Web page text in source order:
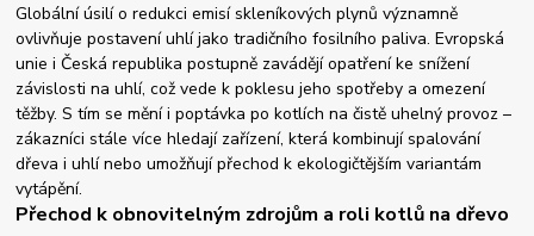
Globální úsilí o redukci emisí skleníkových plynů významně
ovlivňuje postavení uhlí jako tradičního fosilního paliva. Evropská
unie i Česká republika postupně zavádějí opatření ke snížení
závislosti na uhlí, což vede k poklesu jeho spotřeby a omezení
těžby. S tím se mění i poptávka po kotlích na čistě uhelný provoz –
zákazníci stále více hledají zařízení, která kombinují spalování
dřeva i uhlí nebo umožňují přechod k ekologičtějším variantám
vytápění.
Přechod k obnovitelným zdrojům a roli kotlů na dřevo